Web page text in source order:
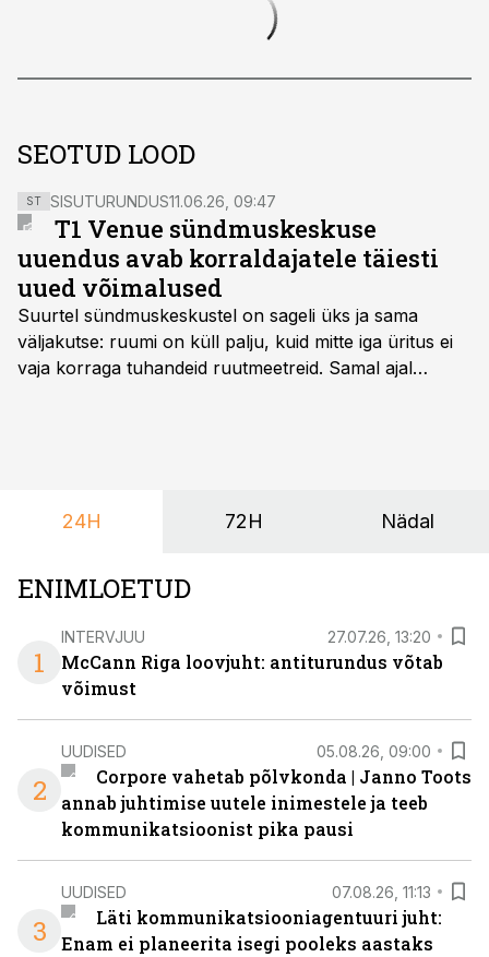
SEOTUD LOOD
ST SISUTURUNDUS11.06.26, 09:47
T1 Venue sündmuskeskuse
uuendus avab korraldajatele täiesti
uued võimalused
Suurtel sündmuskeskustel on sageli üks ja sama
väljakutse: ruumi on küll palju, kuid mitte iga üritus ei
vaja korraga tuhandeid ruutmeetreid. Samal ajal
nendele vajadustele vastanud uuendusega, mis pakub
24H 72H Nädal
ENIMLOETUD
1
INTERVJUU 27.07.26, 13:20
McCann Riga loovjuht: antiturundus võtab
võimust
2
UUDISED 05.08.26, 09:00
Corpore vahetab põlvkonda | Janno Toots
annab juhtimise uutele inimestele ja teeb
kommunikatsioonist pika pausi
3
UUDISED 07.08.26, 11:13
Läti kommunikatsiooniagentuuri juht:
Enam ei planeerita isegi pooleks aastaks